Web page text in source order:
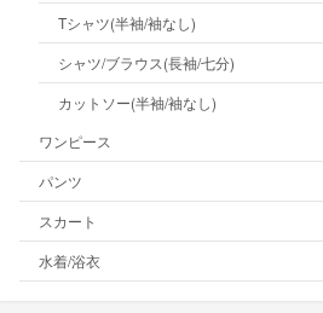
Tシャツ(半袖/袖なし)
シャツ/ブラウス(長袖/七分)
カットソー(半袖/袖なし)
ワンピース
パンツ
スカート
水着/浴衣